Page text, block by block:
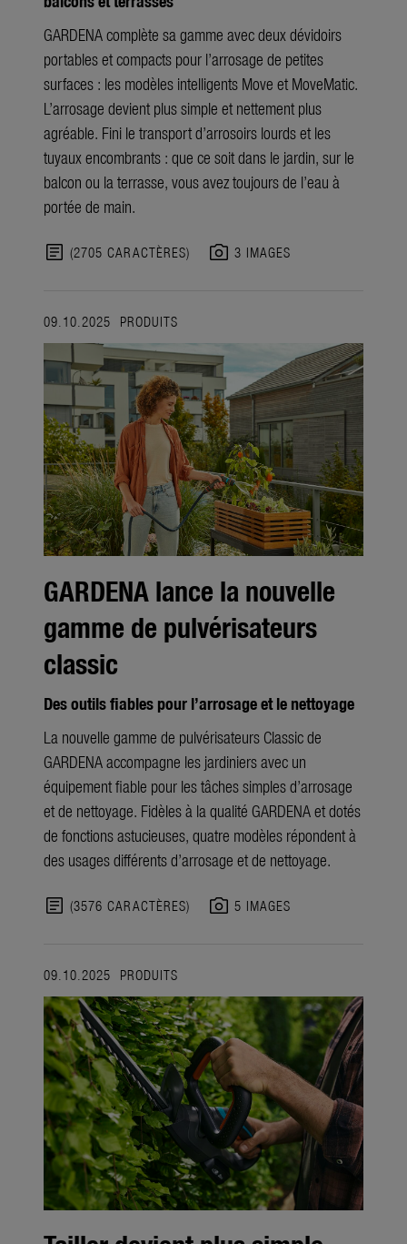
GARDENA complète sa gamme avec deux dévidoirs
portables et compacts pour l’arrosage de petites
surfaces : les modèles intelligents Move et MoveMatic.
L’arrosage devient plus simple et nettement plus
agréable. Fini le transport d’arrosoirs lourds et les
tuyaux encombrants : que ce soit dans le jardin, sur le
balcon ou la terrasse, vous avez toujours de l’eau à
portée de main.
article (2705 CARACTÈRES) photo_camera 3 IMAGES
09.10.2025 PRODUITS
GARDENA lance la nouvelle
gamme de pulvérisateurs
classic
Des outils fiables pour l’arrosage et le nettoyage
La nouvelle gamme de pulvérisateurs Classic de
GARDENA accompagne les jardiniers avec un
équipement fiable pour les tâches simples d’arrosage
et de nettoyage. Fidèles à la qualité GARDENA et dotés
de fonctions astucieuses, quatre modèles répondent à
des usages différents d’arrosage et de nettoyage.
article (3576 CARACTÈRES) photo_camera 5 IMAGES
09.10.2025 PRODUITS